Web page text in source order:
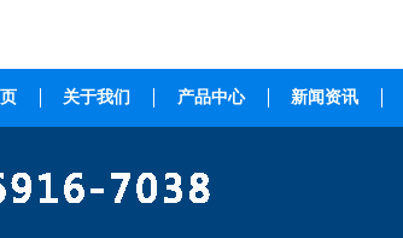
关于我们 产品中心 新闻资讯